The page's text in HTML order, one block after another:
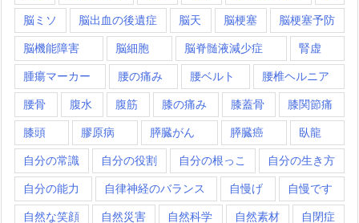
脳ミソ 脳出血の後遺症 脳天 脳梗塞 脳梗塞予防
脳機能障害 脳細胞 脳脊髄液減少症 腎虚
腫瘍マーカー 腰の痛み 腰ベルト 腰椎ヘルニア
腰骨 腹水 腹筋 膝の痛み 膝蓋骨 膝関節痛
膝頭 膠原病 膵臓がん 膵臓癌 臥龍
自分の常識 自分の役割 自分の根っこ 自分の生き方
自分の能力 自律神経のバランス 自慢げ 自慢です
自然な笑顔 自然災害 自然科学 自然素材 自閉症